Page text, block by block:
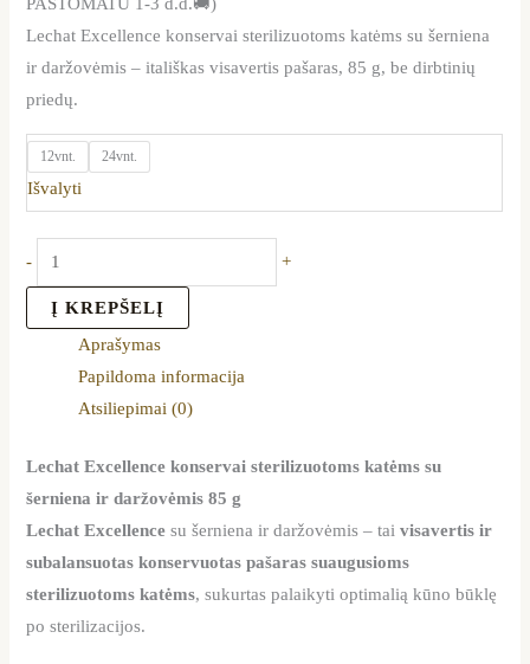
PAŠTOMATU 1-3 d.d.🚚)
Lechat Excellence konservai sterilizuotoms katėms su šerniena
ir daržovėmis – itališkas visavertis pašaras, 85 g, be dirbtinių
priedų.
12vnt. 24vnt.
Išvalyti
- +
Į KREPŠELĮ
Aprašymas
Papildoma informacija
Atsiliepimai (0)
Lechat Excellence konservai sterilizuotoms katėms su
šerniena ir daržovėmis 85 g
Lechat Excellence su šerniena ir daržovėmis – taivisavertis ir
subalansuotas konservuotas pašaras suaugusioms
sterilizuotoms katėms, sukurtas palaikyti optimalią kūno būklę
po sterilizacijos.